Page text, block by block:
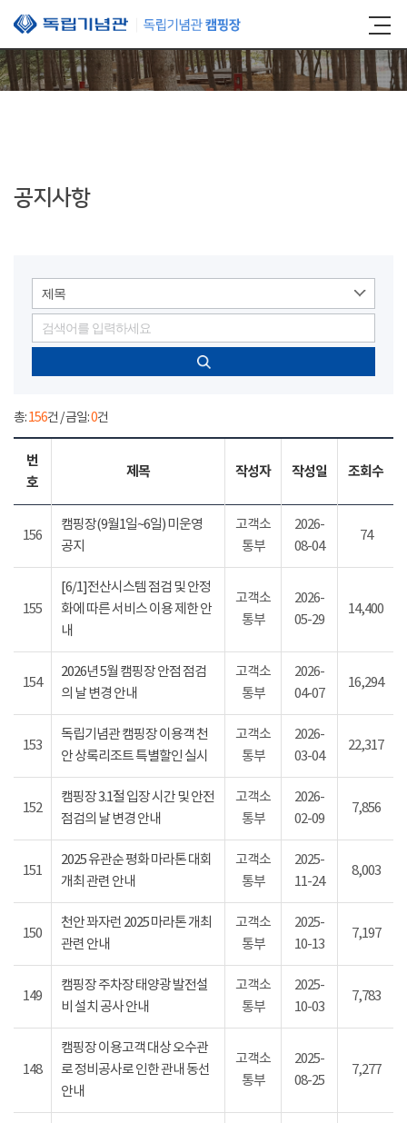
본문 바로가기
공지사항
제목
총:156건 / 금일:0건
번
호
제목 작성자 작성일 조회수
156
캠핑장(9월1일~6일) 미운영
공지
고객소
통부
2026-
08-04
74
155
[6/1]전산시스템 점검 및 안정
화에 따른 서비스 이용 제한 안
내
고객소
통부
2026-
05-29
14,400
154
2026년 5월 캠핑장 안점 점검
의 날 변경 안내
고객소
통부
2026-
04-07
16,294
153
독립기념관 캠핑장 이용객 천
안 상록리조트 특별할인 실시
고객소
통부
2026-
03-04
22,317
152
캠핑장 3.1절 입장 시간 및 안전
점검의 날 변경 안내
고객소
통부
2026-
02-09
7,856
151
2025 유관순 평화 마라톤 대회
개최 관련 안내
고객소
통부
2025-
11-24
8,003
150
천안 꽈자런 2025 마라톤 개최
관련 안내
고객소
통부
2025-
10-13
7,197
149
캠핑장 주차장 태양광 발전설
비 설치 공사 안내
고객소
통부
2025-
10-03
7,783
148
캠핑장 이용고객 대상 오수관
로 정비공사로 인한 관내 동선
안내
고객소
통부
2025-
08-25
7,277